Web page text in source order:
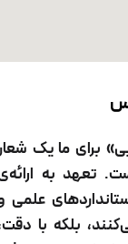
برای ما یک شعار
تعهد به ارائه‌ی
علمی و
بلکه با دقت،